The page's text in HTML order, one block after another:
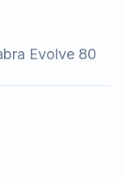
Evolve 80